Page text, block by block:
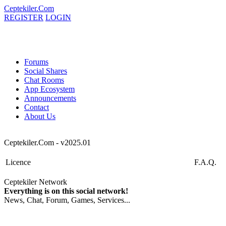
Ceptekiler.Com
REGISTER LOGIN
Forums
Social Shares
Chat Rooms
App Ecosystem
Announcements
Contact
About Us
Ceptekiler.Com - v2025.01
Licence F.A.Q.
Ceptekiler Network
Everything is on this social network!
News, Chat, Forum, Games, Services...